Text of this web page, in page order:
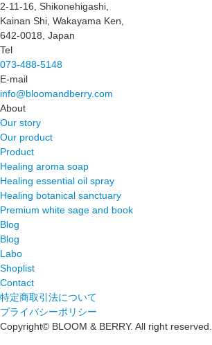
2-11-16, Shikonehigashi,
Kainan Shi, Wakayama Ken,
642-0018, Japan
Tel
073-488-5148
E-mail
info@bloomandberry.com
About
Our story
Our product
Product
Healing aroma soap
Healing essential oil spray
Healing botanical sanctuary
Premium white sage and book
Blog
Blog
Labo
Shoplist
Contact
特定商取引法について
プライバシーポリシー
Copyright©︎ BLOOM & BERRY. All right reserved.